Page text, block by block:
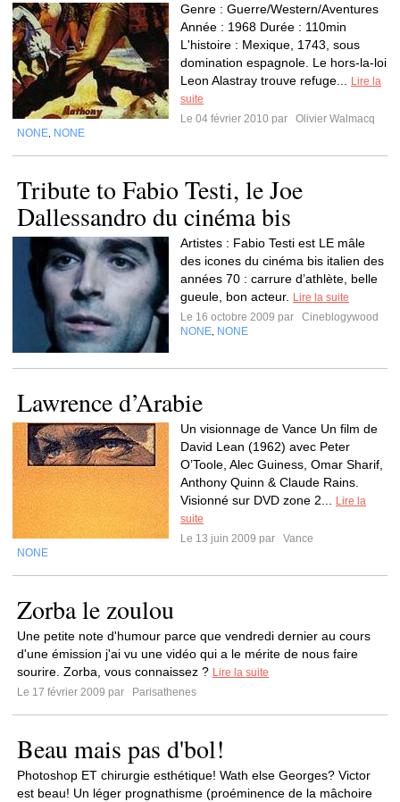
Genre : Guerre/Western/Aventures
Année : 1968 Durée : 110min
L'histoire : Mexique, 1743, sous
domination espagnole. Le hors-la-loi
Leon Alastray trouve refuge...
Lire la
suite
Le 04 février 2010 par
Olivier Walmacq
NONE NONE
Tribute to Fabio Testi, le Joe
Dallessandro du cinéma bis
Artistes : Fabio Testi est LE mâle
des icones du cinéma bis italien des
années 70 : carrure d’athlète, belle
gueule, bon acteur.
Lire la suite
Le 16 octobre 2009 par
Cineblogywood
NONE NONE
Lawrence d’Arabie
Un visionnage de Vance Un film de
David Lean (1962) avec Peter
O’Toole, Alec Guiness, Omar Sharif,
Anthony Quinn & Claude Rains.
Visionné sur DVD zone 2...
Lire la
suite
Le 13 juin 2009 par
Vance
NONE
Zorba le zoulou
Une petite note d'humour parce que vendredi dernier au cours
d'une émission j'ai vu une vidéo qui a le mérite de nous faire
sourire. Zorba, vous connaissez ? Lire la suite
Le 17 février 2009 par
Parisathenes
Beau mais pas d'bol!
Photoshop ET chirurgie esthétique! Wath else Georges? Victor
est beau! Un léger prognathisme (proéminence de la mâchoire